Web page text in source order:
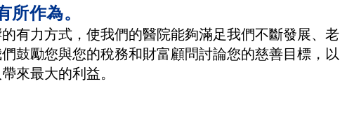
所作為。
有力方式，使我們的醫院能夠滿足我們不斷發展、老
鼓勵您與您的稅務和財富顧問討論您的慈善目標，以
來最大的利益。